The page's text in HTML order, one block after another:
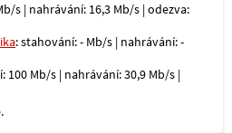
s | nahrávání: 16,3 Mb/s | odezva:
: stahování: - Mb/s | nahrávání: -
100 Mb/s | nahrávání: 30,9 Mb/s |